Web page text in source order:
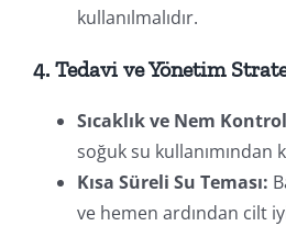
kullanılmalıdır.
4. Tedavi ve Yönetim
Sıcaklık ve Nem
soğuk su kullanımından
Kısa Süreli Su Teması:
ve hemen ardından cilt